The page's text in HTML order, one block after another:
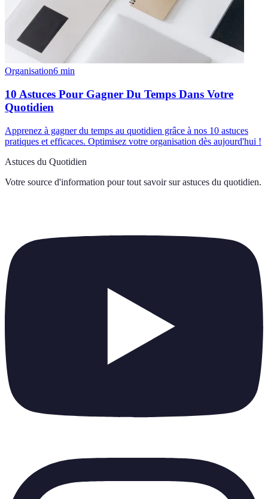
Organisation6 min
10 Astuces Pour Gagner Du Temps Dans Votre
Quotidien
Apprenez à gagner du temps au quotidien grâce à nos 10 astuces
pratiques et efficaces. Optimisez votre organisation dès aujourd'hui !
Astuces du Quotidien
Votre source d'information pour tout savoir sur astuces du quotidien.